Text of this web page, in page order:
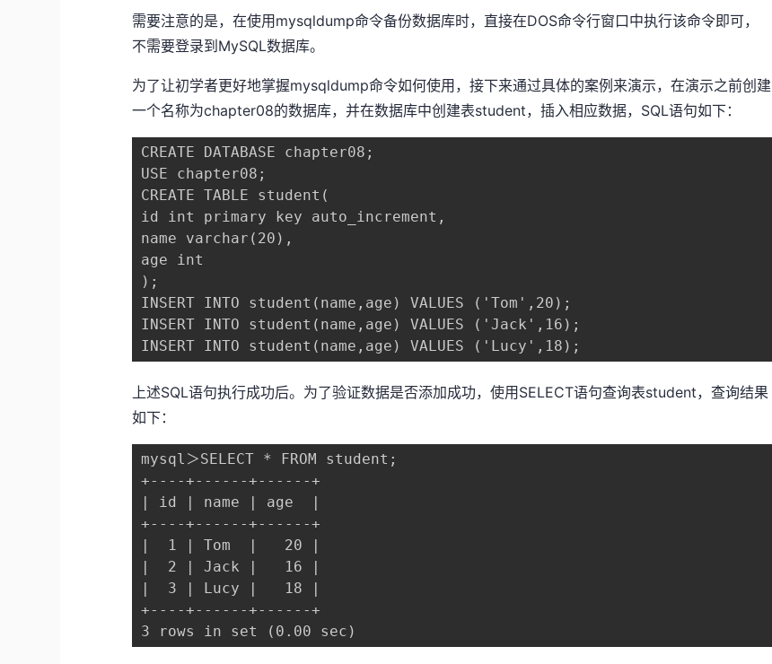
需要注意的是，在使用mysqldump命令备份数据库时，直接在DOS命令行窗口中执行该命令即可，
不需要登录到MySQL数据库。
为了让初学者更好地掌握mysqldump命令如何使用，接下来通过具体的案例来演示，在演示之前创建
一个名称为chapter08的数据库，并在数据库中创建表student，插入相应数据，SQL语句如下：
CREATE DATABASE chapter08;
USE chapter08;
CREATE TABLE student(
id int primary key auto_increment,
name varchar(20),
age int
);
INSERT INTO student(name,age) VALUES ('Tom',20);
INSERT INTO student(name,age) VALUES ('Jack',16);
INSERT INTO student(name,age) VALUES ('Lucy',18);
上述SQL语句执行成功后。为了验证数据是否添加成功，使用SELECT语句查询表student，查询结果
如下：
mysql＞SELECT * FROM student;
+----+------+------+
| id | name | age  |
+----+------+------+
|  1 | Tom  |   20 |
|  2 | Jack |   16 |
|  3 | Lucy |   18 |
+----+------+------+
3 rows in set (0.00 sec)